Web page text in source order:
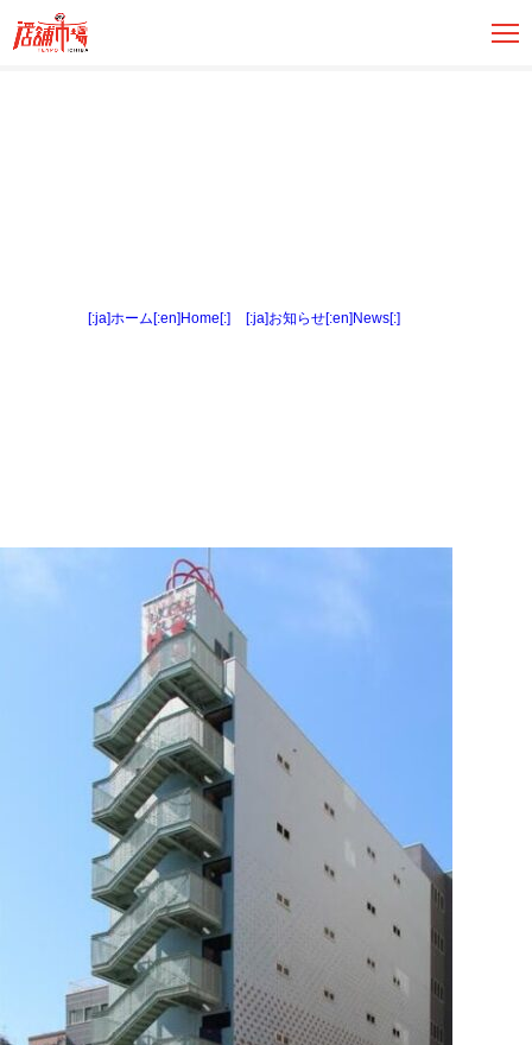
[:ja]ホーム[:en]Home[:] [:ja]お知らせ[:en]News[:]